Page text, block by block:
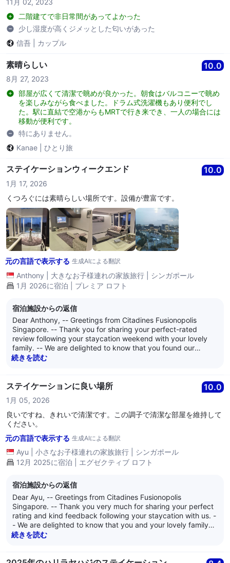
will investigate and ensure that their teams carry out the
needed corrective works. – Additionally, we will be
counselling our team members concerned and monitoring
their performance as these lapses in our service should have
been avoided and corrected prior to assigning the loft
feedback as it is essential in educating our staff about good
and bad service, and we shall ensure your feedback will be
11月 02, 2023
二階建てで非日常間があってよかった
少し湿度が高くジメッとした匂いがあった
信吾
カップル
素晴らしい 10.0
8月 27, 2023
部屋が広くて清潔で眺めが良かった。朝食はバルコニーで眺め
を楽しみながら食べました。ドラム式洗濯機もあり便利でし
た。駅に直結で空港からもMRTで行き来でき、一人の場合には
移動が便利です。
特にありません。
Kanae
ひとり旅
ステイケーションウィークエンド 10.0
1月 17, 2026
くつろぐには素晴らしい場所です。設備が豊富です。
元の言語で表示する 生成AIによる翻訳
Anthony 大きなお子様連れの家族旅行
シンガポール
1月 2026に宿泊 | プレミア ロフト
宿泊施設からの返信
Dear Anthony, -- Greetings from Citadines Fusionopolis
Singapore. -- Thank you for sharing your perfect-rated
review following your staycation weekend with your lovely
family. -- We are delighted to know that you found our
serviced residence to be a great venue to rest and relax,
convenience of having a wide selection of eateries, a
supermarket, and direct access to one-north MRT station
within the building complex enhanced the comfort and ease
of your stay. These features are designed to offer our guests
a seamless and enjoyable living experience, whether for a
choosing to stay with us and for your kind feedback. We look
forward to welcoming you and your lovely family back to
Citadines Fusionopolis Singapore for another restful and
enjoyable stay in the future. -- We are at your service, and
続きを読む
ステイケーションに良い場所 10.0
1月 05, 2026
良いですね、きれいで清潔です。この調子で清潔な部屋を維持して
ください。
元の言語で表示する 生成AIによる翻訳
Ayu 小さなお子様連れの家族旅行
シンガポール
12月 2025に宿泊 | エグゼクティブ ロフト
宿泊施設からの返信
Dear Ayu, -- Greetings from Citadines Fusionopolis
Singapore. -- Thank you very much for sharing your perfect
rating and kind feedback following your staycation with us. -
- We are delighted to know that you and your lovely family
enjoyed a pleasant stay and found the residence good, nice,
続きを読む